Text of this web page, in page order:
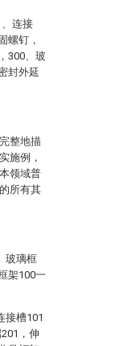
连接
螺钉，
300、玻
封外延
整地描
施例，
领域普
所有其
玻璃框
架100一
接槽101
，伸